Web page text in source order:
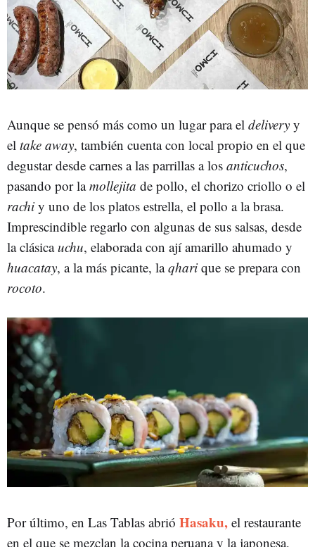
Aunque se pensó más como un lugar para el delivery y
el take away, también cuenta con local propio en el que
degustar desde carnes a las parrillas a los anticuchos,
pasando por lamollejita de pollo, el chorizo criollo o el
rachi y uno de los platos estrella, el pollo a la brasa.
Imprescindible regarlo con algunas de sus salsas, desde
la clásicauchu, elaborada con ají amarillo ahumado y
huacatay, a la más picante, laqhari que se prepara con
rocoto.
Por último, en Las Tablas abrió Hasaku, el restaurante
en el que se mezclan la cocina peruana y la japonesa,